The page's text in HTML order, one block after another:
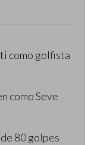
como golfista
como Seve
80 golpes